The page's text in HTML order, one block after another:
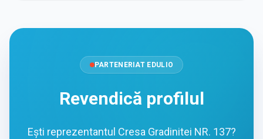
PARTENERIAT EDULIO
Revendică profilul
Ești reprezentantul Cresa Gradinitei NR. 137?